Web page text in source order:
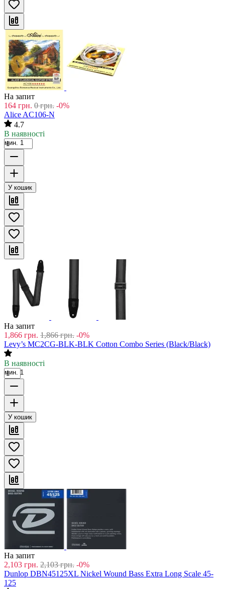
На запит
164 грн. 0 грн. -0%
Alice AC106-N
4.7
В наявності
мин. 1
У кошик
На запит
1,866 грн. 1,866 грн. -0%
Levy’s MC2CG-BLK-BLK Cotton Combo Series (Black/Black)
В наявності
мин. 1
У кошик
На запит
2,103 грн. 2,103 грн. -0%
Dunlop DBN45125XL Nickel Wound Bass Extra Long Scale 45-
125